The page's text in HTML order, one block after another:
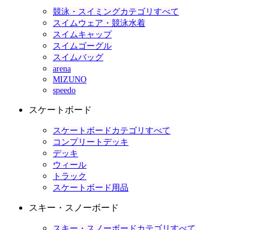
競泳・スイミングカテゴリすべて
スイムウェア・競泳水着
スイムキャップ
スイムゴーグル
スイムバッグ
arena
MIZUNO
speedo
スケートボード
スケートボードカテゴリすべて
コンプリートデッキ
デッキ
ウィール
トラック
スケートボード用品
スキー・スノーボード